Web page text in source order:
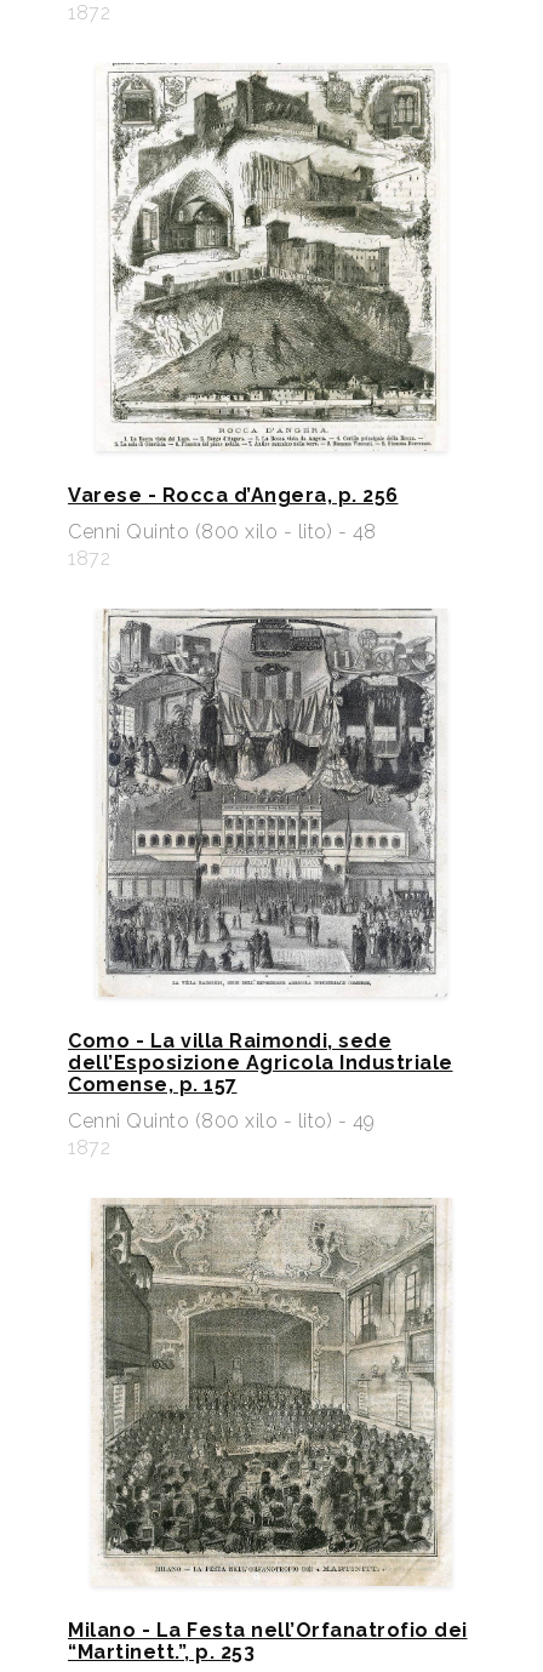
1872
Varese - Rocca d’Angera, p. 256
Cenni Quinto (800 xilo - lito) - 48
1872
Como - La villa Raimondi, sede
dell’Esposizione Agricola Industriale
Comense, p. 157
Cenni Quinto (800 xilo - lito) - 49
1872
Milano - La Festa nell’Orfanatrofio dei
“Martinett.”, p. 253